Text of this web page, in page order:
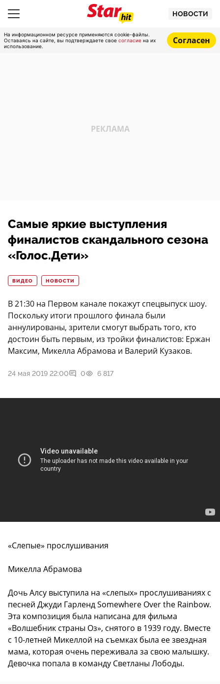
НОВОСТИ
На информационном ресурсе применяются cookie-файлы.
Оставаясь на сайте, вы подтверждаете свое согласие на их
использование.
Согласен
Самые яркие выступления
финалистов скандального сезона
«Голос.Дети»
ВИДЕО НОВОСТИ
В 21:30 на Первом канале покажут спецвыпуск шоу.
Поскольку итоги прошлого финала были
аннулированы, зрители смогут выбрать того, кто
достоин быть первым, из тройки финалистов: Ержан
Максим, Микелла Абрамова и Валерий Кузаков.
24 мая 2019 22:00 0 6 817
«Слепые» прослушивания
Микелла Абрамова
Дочь Алсу выступила на «слепых» прослушиваниях с
песней Джуди Гарленд Somewhere Over the Rainbow.
Эта композиция была написана для фильма
«Волшебник страны Оз», снятого в 1939 году. Вместе
с 10-летней Микеллой на съемках была ее звездная
мама, которая очень переживала за свою малышку.
Девочка попала в команду Светланы Лободы.